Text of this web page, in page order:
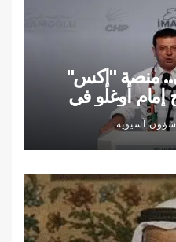
منصة "إكس"
أوغلو في
شؤون آسيوية